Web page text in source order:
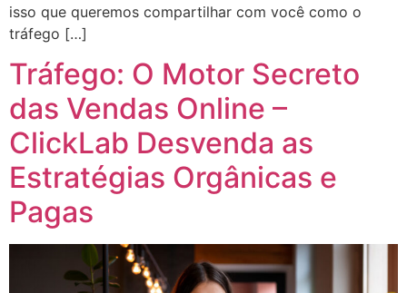
isso que queremos compartilhar com você como o
tráfego […]
Tráfego: O Motor Secreto
das Vendas Online –
ClickLab Desvenda as
Estratégias Orgânicas e
Pagas